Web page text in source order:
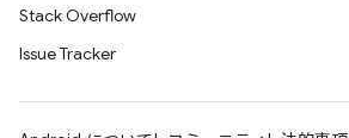
Stack Overflow
Issue Tracker